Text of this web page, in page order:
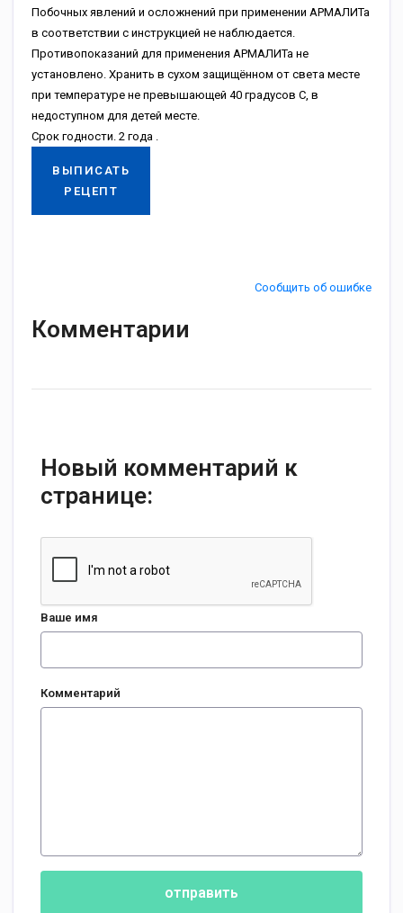
Побочных явлений и осложнений при применении АРМАЛИТа
в соответствии с инструкцией не наблюдается.
Противопоказаний для применения АРМАЛИТа не
установлено. Хранить в сухом защищённом от света месте
при температуре не превышающей 40 градусов С, в
недоступном для детей месте.
Срок годности. 2 года .
ВЫПИСАТЬ
РЕЦЕПТ
Сообщить об ошибке
Комментарии
Новый комментарий к
странице:
Ваше имя
Комментарий
отправить